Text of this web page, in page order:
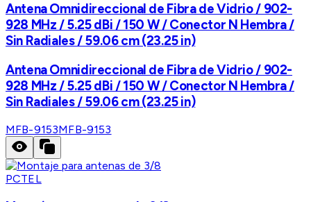
Antena Omnidireccional de Fibra de Vidrio / 902-
928 MHz / 5.25 dBi / 150 W / Conector N Hembra /
Sin Radiales / 59.06 cm (23.25 in)
Antena Omnidireccional de Fibra de Vidrio / 902-
928 MHz / 5.25 dBi / 150 W / Conector N Hembra /
Sin Radiales / 59.06 cm (23.25 in)
MFB-9153MFB-9153
PCTEL